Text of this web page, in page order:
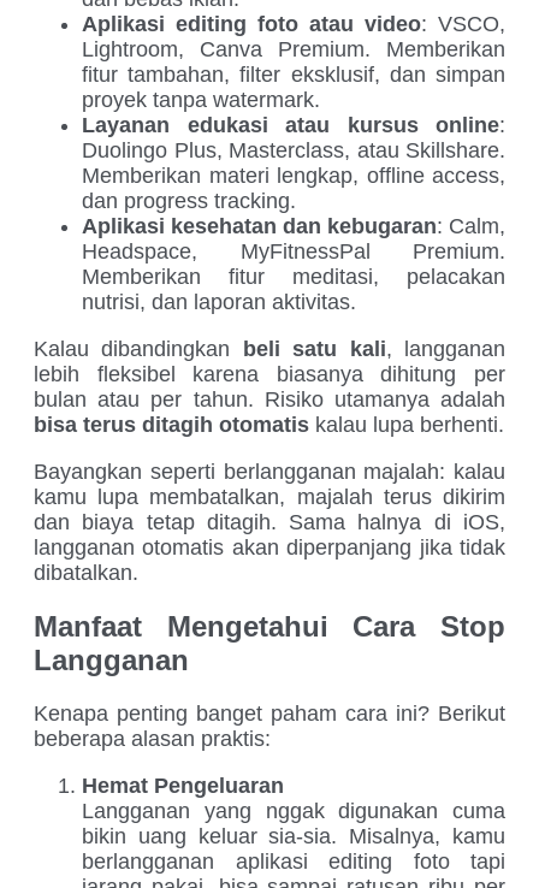
Aplikasi editing foto atau video: VSCO,
Lightroom, Canva Premium. Memberikan
fitur tambahan, filter eksklusif, dan simpan
proyek tanpa watermark.
Layanan edukasi atau kursus online:
Duolingo Plus, Masterclass, atau Skillshare.
Memberikan materi lengkap, offline access,
dan progress tracking.
Aplikasi kesehatan dan kebugaran: Calm,
Headspace, MyFitnessPal Premium.
Memberikan fitur meditasi, pelacakan
nutrisi, dan laporan aktivitas.
Kalau dibandingkan
beli satu kali, langganan
lebih fleksibel karena biasanya dihitung per
bulan atau per tahun. Risiko utamanya adalah
bisa terus ditagih otomatis kalau lupa berhenti.
Bayangkan seperti berlangganan majalah: kalau
kamu lupa membatalkan, majalah terus dikirim
dan biaya tetap ditagih. Sama halnya di iOS,
langganan otomatis akan diperpanjang jika tidak
dibatalkan.
Manfaat Mengetahui Cara Stop
Langganan
Kenapa penting banget paham cara ini? Berikut
beberapa alasan praktis:
Hemat Pengeluaran
Langganan yang nggak digunakan cuma
bikin uang keluar sia-sia. Misalnya, kamu
berlangganan aplikasi editing foto tapi